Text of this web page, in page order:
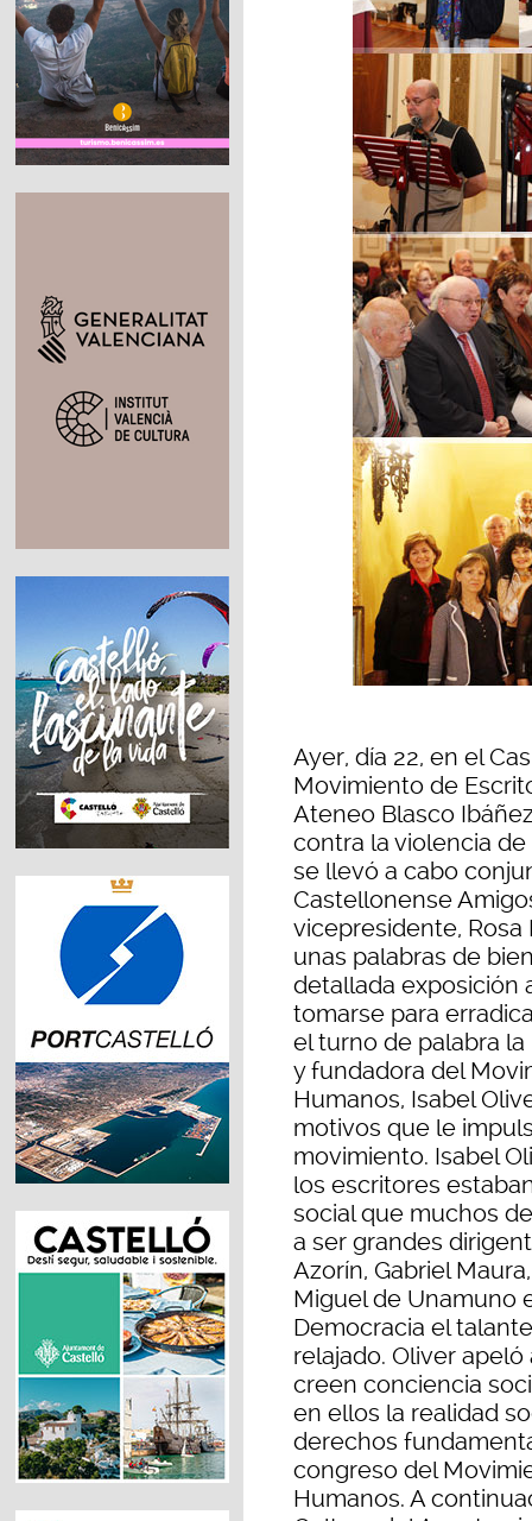
Ayer, día 22, en el
Movimiento de
Ateneo Blasco
contra la violencia
se llevó a cabo
Castellonense
vicepresidente, Rosa
unas palabras de
detallada exposición
tomarse para
el turno de palabra
y fundadora del
Humanos, Isabel
motivos que le
movimiento. Isabel
los escritores
social que muchos
a ser grandes
Azorín, Gabriel
Miguel de Unamuno
Democracia el
relajado. Oliver
creen conciencia
en ellos la realidad
derechos
congreso del
Humanos. A